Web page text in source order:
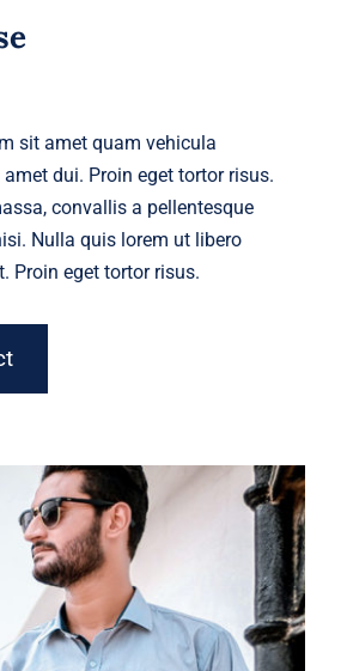
sit amet quam vehicula
dui. Proin eget tortor risus.
convallis a pellentesque
Nulla quis lorem ut libero
Proin eget tortor risus.